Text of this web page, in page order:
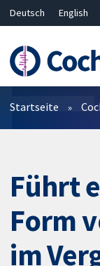
Deutsch English
Bahasa Malaysia
简体中文
Filter
Startseite
Führt
Form
im